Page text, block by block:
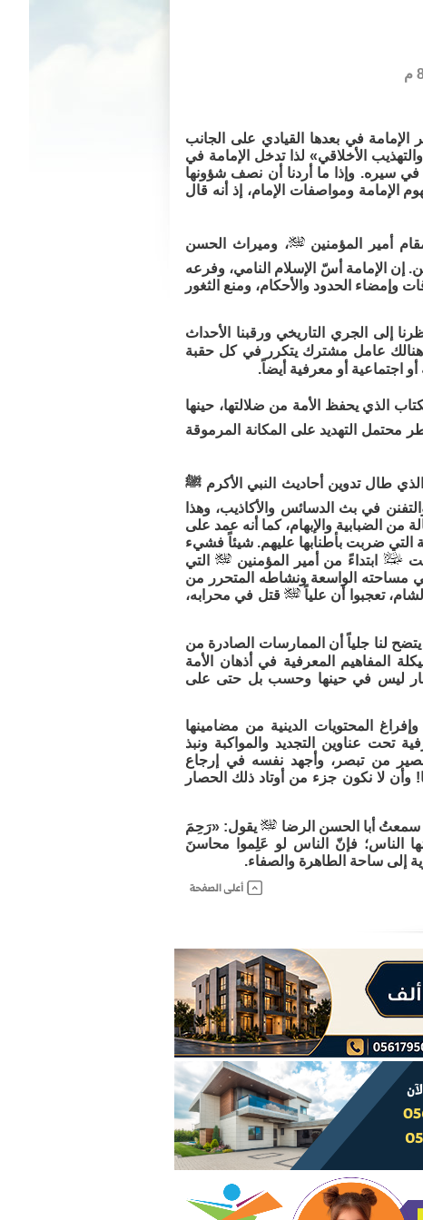
الإمامة في بعدها القيادي على الجانب
الأخلاقي» لذا تدخل الإمامة في
في سيره. وإذا ما أردنا أن نصف شؤونها
الإمامة ومواصفات الإمام، إذ أنه قال
أمير المؤمنين
، وميراث الحسن
إن الإمامة أسّ الإسلام النامي، وفرعه
وإمضاء الحدود والأحكام، ومنع الثغور
إلى الجري التاريخي ورقبنا الأحداث
هنالك عامل مشترك يتكرر في كل حقبة
اجتماعية أو معرفية أيضاً.
الذي يحفظ الأمة من ضلالتها، حينها
محتمل التهديد على المكانة المرموقة
طال تدوين أحاديث النبي الأكرم ﷺ
في بث الدسائس والأكاذيب، وهذا
من الضبابية والإبهام، كما أنه عمد على
ضربت بأطنابها عليهم. شيئاً فشيء
ابتداءً من أمير المؤمنين
التي
مساحته الواسعة ونشاطه المتحرر من
تعجبوا أن علياً
قتل في محرابه،
لنا جلياً أن الممارسات الصادرة من
المفاهيم المعرفية في أذهان الأمة
ليس في حينها وحسب بل حتى على
المحتويات الدينية من مضامينها
تحت عناوين التجديد والمواكبة ونبذ
من تبصر، وأجهد نفسه في إرجاع
وأن لا نكون جزء من أوتاد ذلك الحصار
أبا الحسن الرضا
يقول: «رَحِمَ
الناس؛ فإنّ الناس لو عَلِموا محاسنَ
إلى ساحة الطاهرة والصفاء.